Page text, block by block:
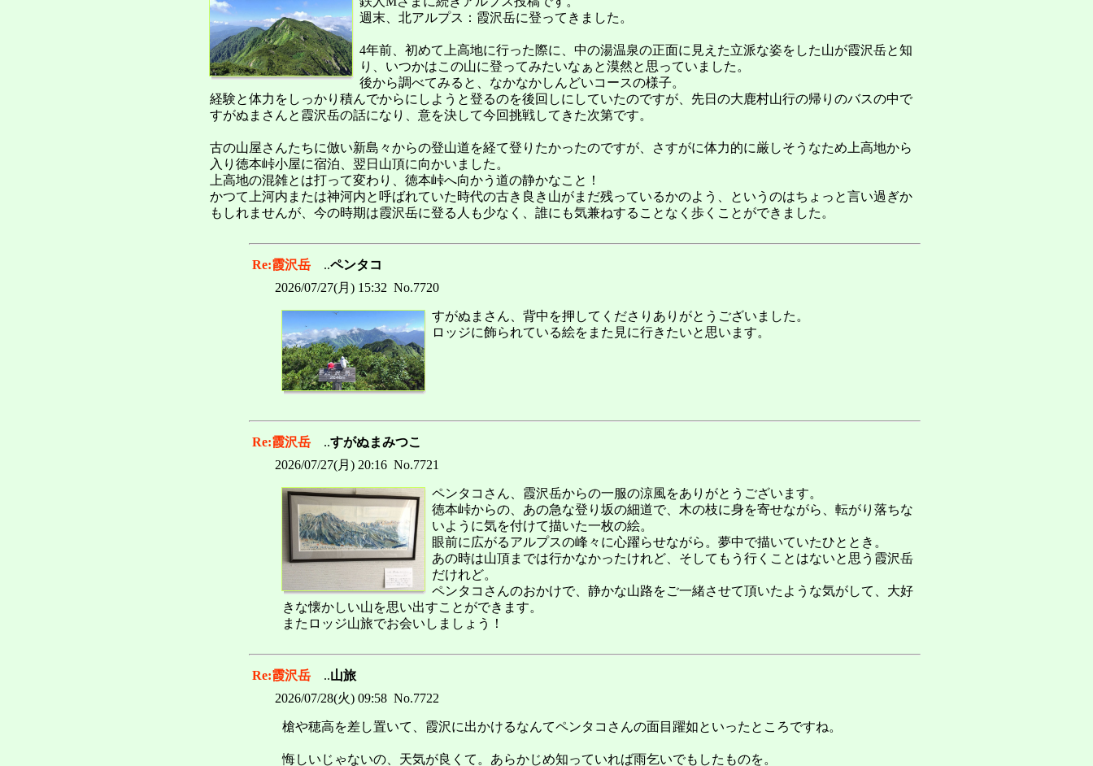
週末、北アルプス：霞沢岳に登ってきました。
4年前、初めて上高地に行った際に、中の湯温泉の正面に見えた立派な姿をした山が霞沢岳と知
り、いつかはこの山に登ってみたいなぁと漠然と思っていました。
後から調べてみると、なかなかしんどいコースの様子。
経験と体力をしっかり積んでからにしようと登るのを後回しにしていたのですが、先日の大鹿村山行の帰りのバスの中で
すがぬまさんと霞沢岳の話になり、意を決して今回挑戦してきた次第です。
古の山屋さんたちに倣い新島々からの登山道を経て登りたかったのですが、さすがに体力的に厳しそうなため上高地から
入り徳本峠小屋に宿泊、翌日山頂に向かいました。
上高地の混雑とは打って変わり、徳本峠へ向かう道の静かなこと！
かつて上河内または神河内と呼ばれていた時代の古き良き山がまだ残っているかのよう、というのはちょっと言い過ぎか
もしれませんが、今の時期は霞沢岳に登る人も少なく、誰にも気兼ねすることなく歩くことができました。
Re:霞沢岳..ペンタコ
2026/07/27(月) 15:32 No.7720
すがぬまさん、背中を押してくださりありがとうございました。
ロッジに飾られている絵をまた見に行きたいと思います。
Re:霞沢岳..すがぬまみつこ
2026/07/27(月) 20:16 No.7721
ペンタコさん、霞沢岳からの一服の涼風をありがとうございます。
徳本峠からの、あの急な登り坂の細道で、木の枝に身を寄せながら、転がり落ちな
いように気を付けて描いた一枚の絵。
眼前に広がるアルプスの峰々に心躍らせながら。夢中で描いていたひととき。
あの時は山頂までは行かなかったけれど、そしてもう行くことはないと思う霞沢岳
だけれど。
ペンタコさんのおかけで、静かな山路をご一緒させて頂いたような気がして、大好
きな懐かしい山を思い出すことができます。
またロッジ山旅でお会いしましょう！
Re:霞沢岳..山旅
2026/07/28(火) 09:58 No.7722
槍や穂高を差し置いて、霞沢に出かけるなんてペンタコさんの面目躍如といったところですね。
悔しいじゃないの、天気が良くて。あらかじめ知っていれば雨乞いでもしたものを。